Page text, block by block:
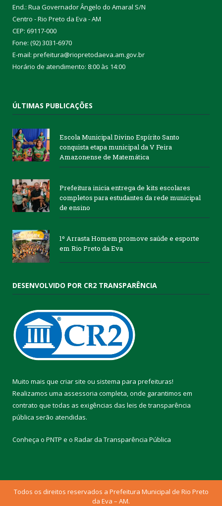
End.: Rua Governador Ângelo do Amaral S/N
Centro - Rio Preto da Eva - AM
CEP: 69117-000
Fone: (92) 3031-6970
E-mail: prefeitura@riopretodaeva.am.gov.br
Horário de atendimento: 8:00 às 14:00
ÚLTIMAS PUBLICAÇÕES
Escola Municipal Divino Espírito Santo
conquista etapa municipal da V Feira
Amazonense de Matemática
Prefeitura inicia entrega de kits escolares
completos para estudantes da rede municipal
de ensino
1º Arrasta Homem promove saúde e esporte
em Rio Preto da Eva
DESENVOLVIDO POR CR2 TRANSPARÊNCIA
Muito mais que criar site ou sistema para prefeituras!
Realizamos uma assessoria completa, onde garantimos em
contrato que todas as exigências das leis de transparência
pública serão atendidas.
Conheça o PNTP e o Radar da Transparência Pública
Todos os direitos reservados a Prefeitura Municipal de Rio Preto
da Eva – AM.